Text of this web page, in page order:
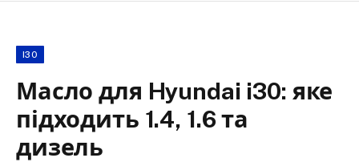
I30
Масло для Hyundai i30: яке
підходить 1.4, 1.6 та
дизель